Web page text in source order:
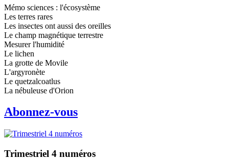
Mémo sciences : l'écosystème
Les terres rares
Les insectes ont aussi des oreilles
Le champ magnétique terrestre
Mesurer l'humidité
Le lichen
La grotte de Movile
L'argyronète
Le quetzalcoatlus
La nébuleuse d'Orion
Abonnez-vous
Trimestriel 4 numéros